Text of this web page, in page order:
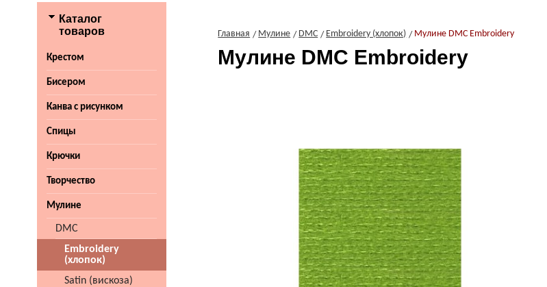
Каталог
товаров
Крестом
Бисером
Канва с рисунком
Спицы
Крючки
Творчество
Мулине
DMC
Embroidery
(хлопок)
Satin (вискоза)
Главная Мулине DMC Embroidery (хлопок) Мулине DMC Embroidery
Мулине DMC Embroidery